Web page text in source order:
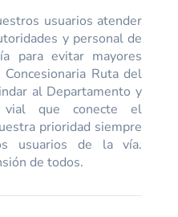
usuarios atender
y personal de
para evitar mayores
Ruta del
al Departamento y
vial que conecte el
prioridad siempre
usuarios de la vía.
de todos.